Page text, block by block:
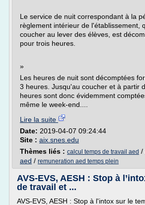
Le service de nuit correspondant à la
règlement intérieur de l'établissement,
coucher au lever des élèves, est
pour trois heures.
»
Les heures de nuit sont décomptées
3 heures. Jusqu'au coucher et à partir
heures sont donc évidemment
même le week-end....
Lire la suite
Date: 2019-04-07 09:24:44
Site : aix.snes.edu
Thèmes liés : calcul temps de travail aed /
aed / remuneration aed temps plein
AVS-EVS, AESH : Stop à
de travail et ...
AVS-EVS, AESH : Stop à l'intox sur le